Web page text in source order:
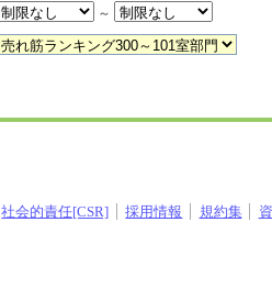
～
社会的責任[CSR] 採用情報 規約集